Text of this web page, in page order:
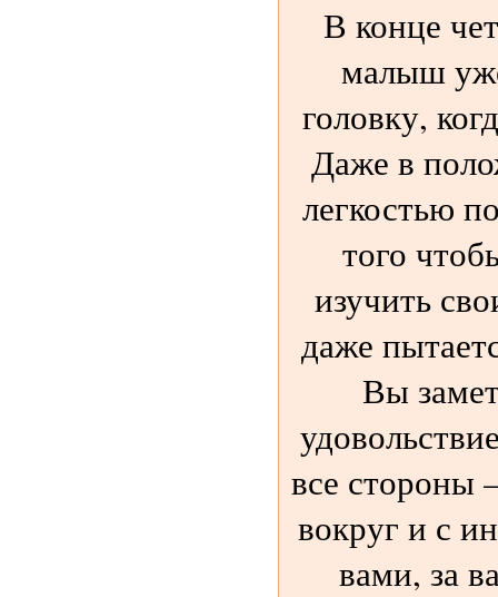
В конце
малыш
головку,
Даже в
легкостью
того
изучить
даже
Вы
все стороны
вокруг и с
вами, за